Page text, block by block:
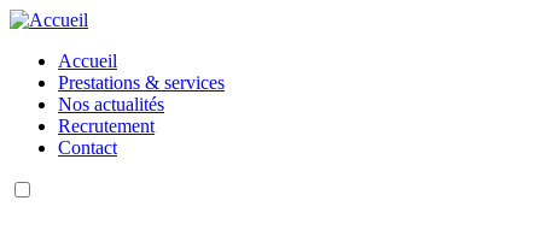
Aller
contenu
principal
Main
navigation
Accueil
Prestations & services
Nos actualités
Recrutement
Contact